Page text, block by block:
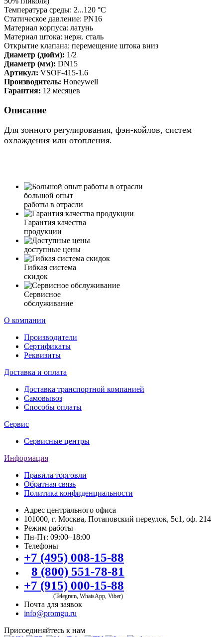
Температура среды: 2...120 °C
Статическое давление: PN16
Материал корпуса: латунь
Материал штока: нерж. сталь
Открытие клапана: перемещение штока вниз
Диаметр (дюйм): 1/2
Диаметр (мм): DN15
Артикул: VSOF-415-1.6
Производитель: Honeywell
Гарантия: 12 месяцев
Описание
Для зонного регулирования, фэн-койлов, систем
охлаждения или отопления.
большой опыт
работы в отрасли
Гарантия качества
продукции
доступные цены
Гибкая система
скидок
Сервисное
обслуживание
О компании
Производители
Сертификаты
Реквизиты
Доставка и оплата
Доставка транспортной компанией
Самовывоз
Способы оплаты
Сервис
Сервисные центры
Информация
Правила торговли
Обратная связь
Политика конфиденциальности
Адрес центрального офиса
101000, г. Москва, Потаповский переулок, 5с1, оф. 214
Режим работы
Пн-Пт: 09:00–18:00
Телефоны
+7 (495) 008-15-88
8 (800) 551-78-81
+7 (915) 000-15-88
(Telegram, WhatsApp, Viber)
Почта для заявок
info@promgu.ru
Присоединяйтесь к нам